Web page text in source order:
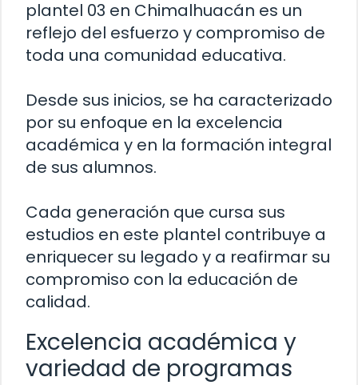
plantel 03 en Chimalhuacán es un
reflejo del esfuerzo y compromiso de
toda una comunidad educativa.
Desde sus inicios, se ha caracterizado
por su enfoque en la excelencia
académica y en la formación integral
de sus alumnos.
Cada generación que cursa sus
estudios en este plantel contribuye a
enriquecer su legado y a reafirmar su
compromiso con la educación de
calidad.
Excelencia académica y
variedad de programas